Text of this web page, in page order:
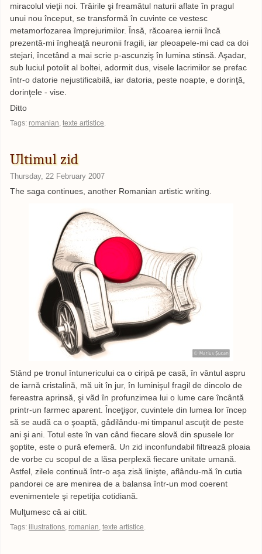
miracolul vieţii noi. Trăirile şi freamătul naturii aflate în pragul
unui nou început, se transformă în cuvinte ce vestesc
metamorfozarea împrejurimilor. Însă, răcoarea iernii încă
prezentă-mi îngheaţă neuronii fragili, iar pleoapele-mi cad ca doi
stejari, încetând a mai scrie p-ascunziş în lumina stinsă. Aşadar,
sub luciul potolit al boltei, adormit dus, visele lacrimilor se prefac
într-o datorie nejustificabilă, iar datoria, peste noapte, e dorinţă,
dorinţele - vise.
Ditto
Tags:romanian ,texte artistice
Ultimul zid
Thursday, 22 February 2007
The saga continues, another Romanian artistic writing.
Stând pe tronul întunericului ca o ciripă pe casă, în vântul aspru
de iarnă cristalină, mă uit în jur, în luminişul fragil de dincolo de
fereastra aprinsă, şi vãd în profunzimea lui o lume care încântă
printr-un farmec aparent. Înceţişor, cuvintele din lumea lor încep
să se audă ca o şoaptă, gâdilându-mi timpanul ascuţit de peste
ani şi ani. Totul este în van când fiecare slovă din spusele lor
şoptite, este o pură efemeră. Un zid inconfundabil filtrează ploaia
de vorbe cu scopul de a lăsa perplexă fiecare unitate umană.
Astfel, zilele continuă într-o aşa zisă linişte, aflându-mă în cutia
pandorei ce are menirea de a balansa într-un mod coerent
evenimentele şi repetiţia cotidiană.
Mulţumesc că ai citit.
Tags:illustrations ,romanian ,texte artistice